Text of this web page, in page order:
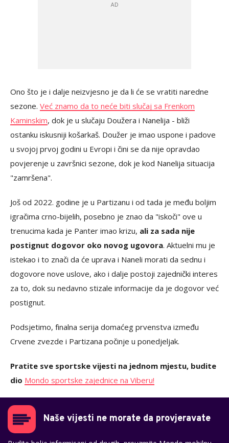
Ono što je i dalje neizvjesno je da li će se vratiti naredne
sezone. Već znamo da to neće biti slučaj sa Frenkom
Kaminskim, dok je u slučaju Doužera i Nanelija - bliži
ostanku iskusniji košarkaš. Doužer je imao uspone i padove
u svojoj prvoj godini u Evropi i čini se da nije opravdao
povjerenje u završnici sezone, dok je kod Nanelija situacija
"zamršena".
Još od 2022. godine je u Partizanu i od tada je među boljim
igračima crno-bijelih, posebno je znao da "iskoči" ove u
trenucima kada je Panter imao krizu, ali za sada nije
postignut dogovor oko novog ugovora. Aktuelni mu je
istekao i to znači da će uprava i Naneli morati da sednu i
dogovore nove uslove, ako i dalje postoji zajednički interes
za to, dok su nedavno stizale informacije da je dogovor već
postignut.
Podsjetimo, finalna serija domaćeg prvenstva između
Crvene zvezde i Partizana počinje u ponedjeljak.
Pratite sve sportske vijesti na jednom mjestu, budite
dio Mondo sportske zajednice na Viberu!
Naše vijesti ne morate da provjeravate